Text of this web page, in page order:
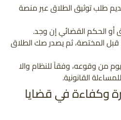
طلب توثيق الطلاق عبر منصة
الحكم القضائي إن وجد.
المختصة، ثم يصدر صك الطلاق
يجب التوثيق خلال 15 يوم من وقوعه، وفقاً للنظام والا
القانونية.
وكفاءة في قضايا